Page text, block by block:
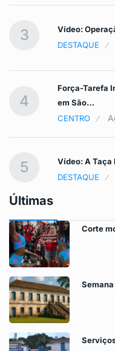
3
Vídeo:
DESTAQUE
4
Força-Tarefa
em São…
CENTRO
5
Vídeo: A
DESTAQUE
Últimas
Corte